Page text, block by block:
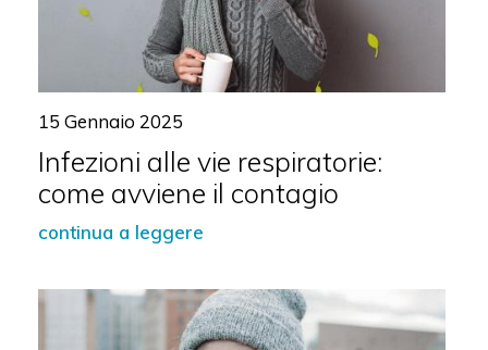
15 Gennaio 2025
Infezioni alle vie respiratorie:
come avviene il contagio
continua a leggere